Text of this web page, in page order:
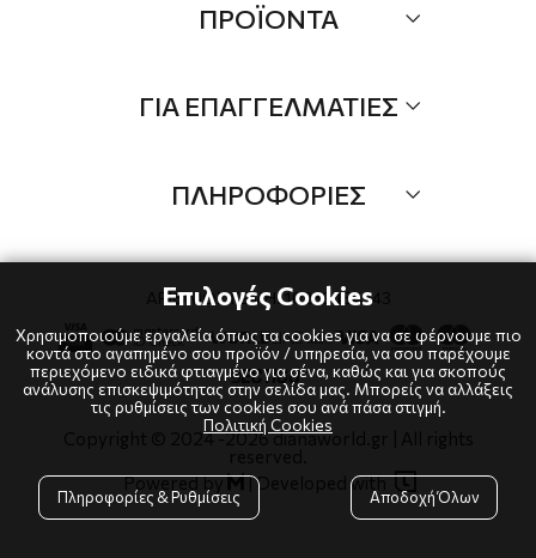
Επικοινωνία
ΠΡΟΪΟΝΤΑ
Προσφορές
Brands
ΓΙΑ ΕΠΑΓΓΕΛΜΑΤΙΕΣ
Λογαριαμός
Τρόποι πληρωμής
Επιστροφές
ΠΛΗΡΟΦΟΡΙΕΣ
Πολιτική Cookies
Copyright © 2024-2026 dianaworld.gr | All rights
Powered by|Developed with
ΑΡΙΘΜΟΣ ΓΕΜΗ: 10239484543
Επιλογές Cookies
Χρησιμοποιούμε εργαλεία όπως τα cookies για να σε φέρνουμε πιο
κοντά στο αγαπημένο σου προϊόν / υπηρεσία, να σου παρέχουμε
περιεχόμενο ειδικά φτιαγμένο για σένα, καθώς και για σκοπούς
ανάλυσης επισκεψιμότητας στην σελίδα μας. Μπορείς να αλλάξεις
τις ρυθμίσεις των cookies σου ανά πάσα στιγμή.
Πολιτική Cookies
Πληροφορίες & Ρυθμίσεις Αποδοχή Όλων